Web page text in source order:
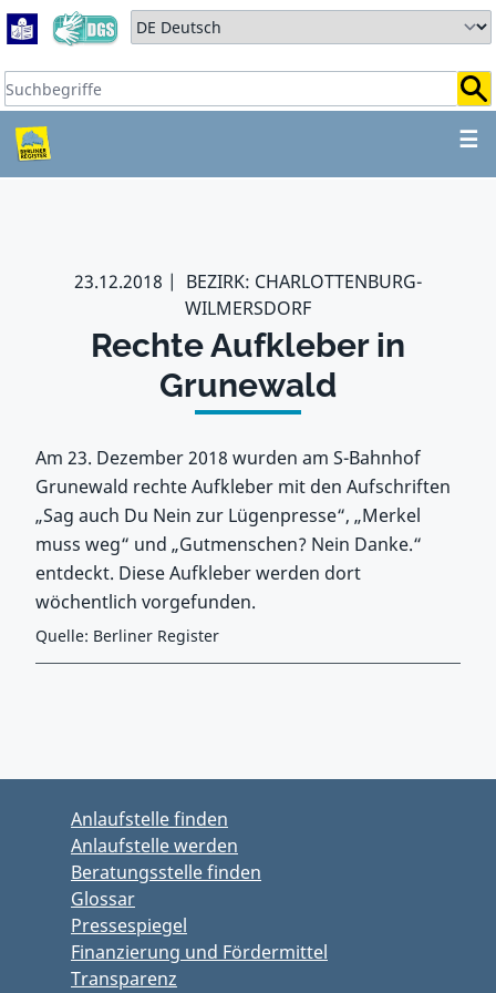
Zum Hauptbereich springen
Zum Hauptmenü springen
Sprache auswählen:
Suchbegriffe:
☰
ZUM HAUPTBEREICH
23.12.2018
BEZIRK: CHARLOTTENBURG-
WILMERSDORF
Rechte Aufkleber in
Grunewald
Am 23. Dezember 2018 wurden am S-Bahnhof
Grunewald rechte Aufkleber mit den Aufschriften
„Sag auch Du Nein zur Lügenpresse“, „Merkel
muss weg“ und „Gutmenschen? Nein Danke.“
entdeckt. Diese Aufkleber werden dort
wöchentlich vorgefunden.
Quelle: Berliner Register
Anlaufstelle finden
Anlaufstelle werden
Beratungsstelle finden
Glossar
Pressespiegel
Finanzierung und Fördermittel
Transparenz